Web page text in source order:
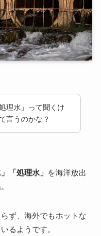
理水」って聞くけ
言うのかな？
「処理水」
を海洋放出
ず、海外でもホットな
るようです。